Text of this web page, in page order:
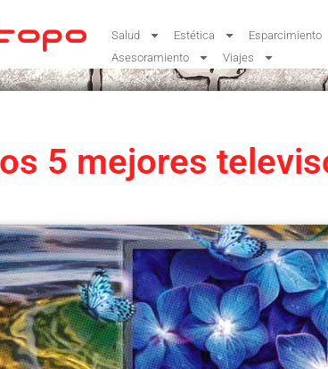
Salud Estética Esparcimiento
Asesoramiento
Viajes
5 mejores